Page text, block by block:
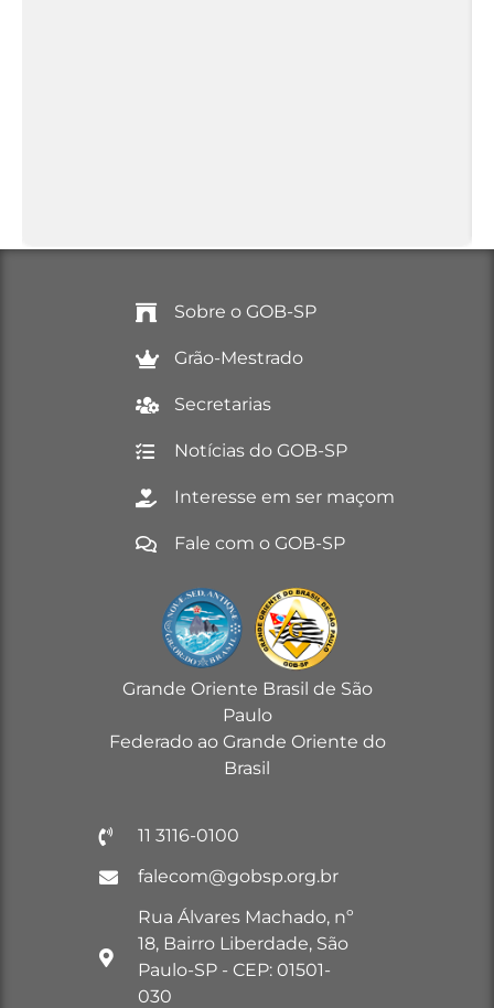
Sobre o GOB-SP
Grão-Mestrado
Secretarias
Notícias do GOB-SP
Interesse em ser maçom
Fale com o GOB-SP
Grande Oriente Brasil de São
Paulo
Federado ao Grande Oriente do
Brasil
11 3116-0100
falecom@gobsp.org.br
Rua Álvares Machado, nº
18, Bairro Liberdade, São
Paulo-SP - CEP: 01501-
030